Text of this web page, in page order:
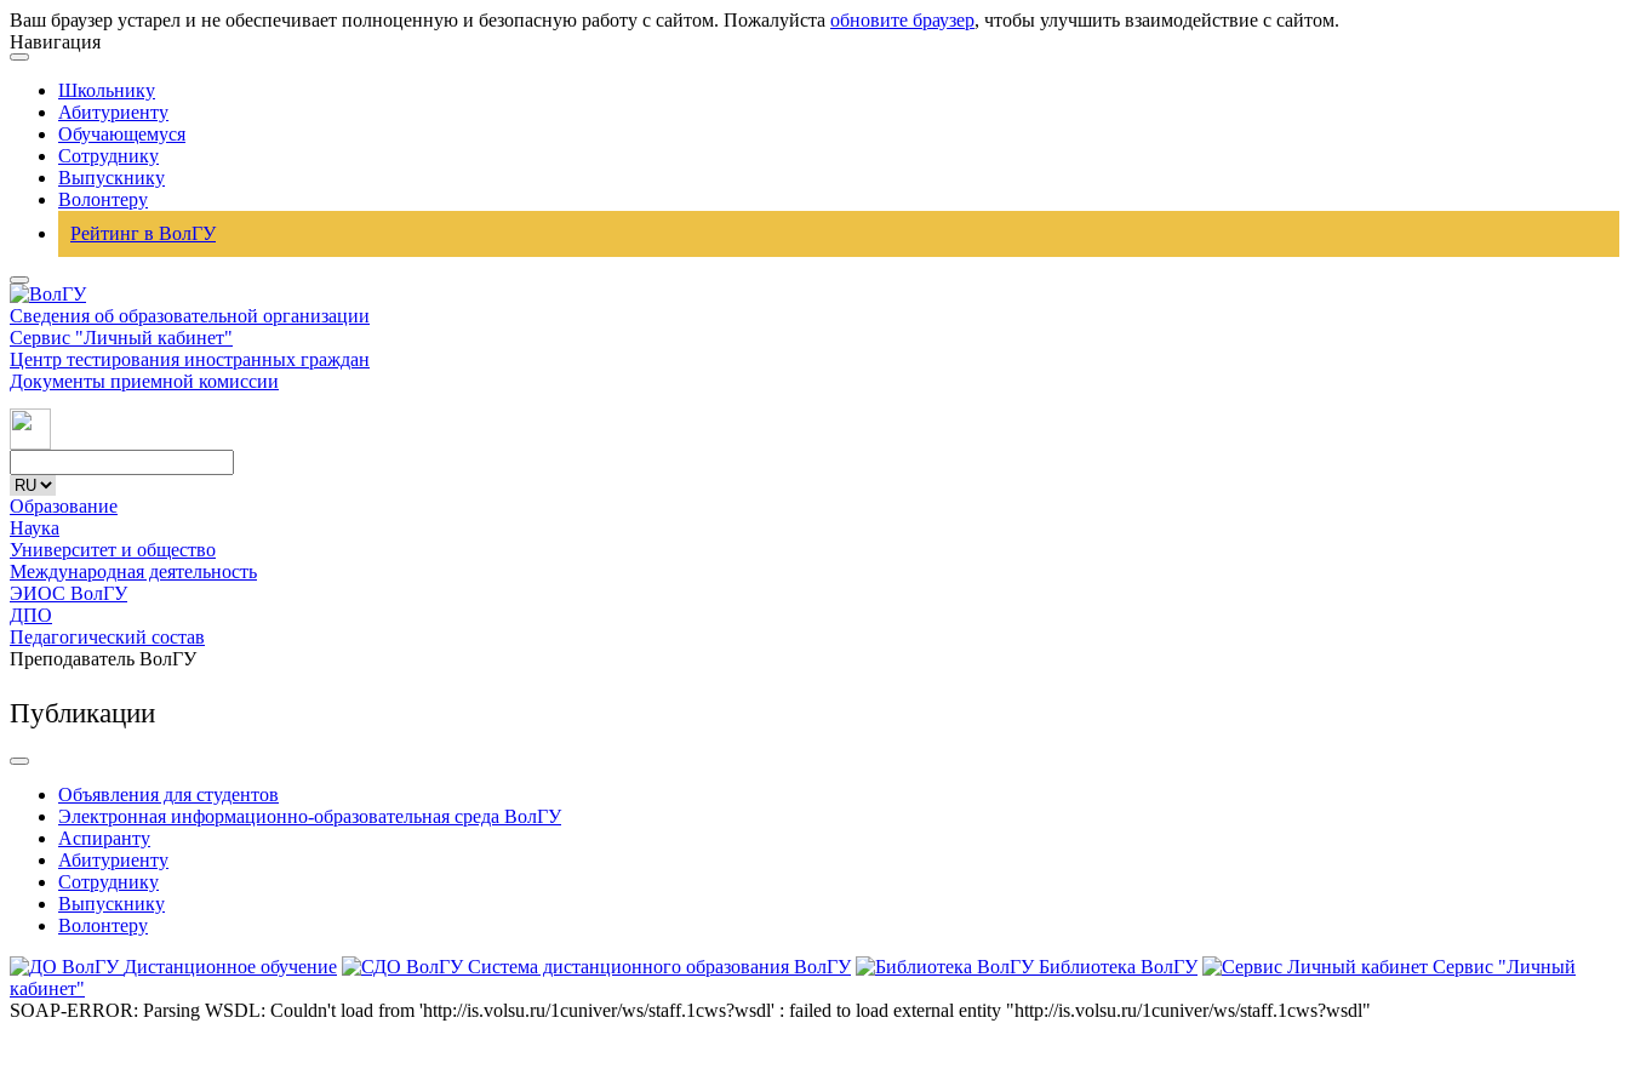
Ваш браузер устарел и не обеспечивает полноценную и безопасную работу с сайтом. Пожалуйста обновите браузер, чтобы улучшить взаимодействие с сайтом.
Навигация
Школьнику
Абитуриенту
Обучающемуся
Сотруднику
Выпускнику
Волонтеру
Рейтинг в ВолГУ
Сведения об образовательной организации
Сервис "Личный кабинет"
Центр тестирования иностранных граждан
Документы приемной комиссии
Образование
Наука
Университет и общество
Международная деятельность
ЭИОС ВолГУ
ДПО
Педагогический состав
Преподаватель ВолГУ
Публикации
Объявления для студентов
Электронная информационно-образовательная среда ВолГУ
Аспиранту
Абитуриенту
Сотруднику
Выпускнику
Волонтеру
Дистанционное обучение
Система дистанционного образования ВолГУ Библиотека ВолГУ
Сервис "Личный
кабинет"
SOAP-ERROR: Parsing WSDL: Couldn't load from 'http://is.volsu.ru/1cuniver/ws/staff.1cws?wsdl' : failed to load external entity "http://is.volsu.ru/1cuniver/ws/staff.1cws?wsdl"